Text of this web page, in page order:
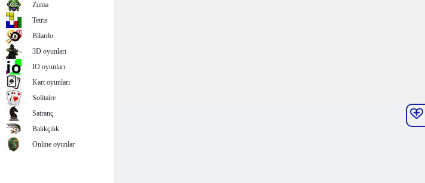
Zuma
Tetris
Bilardo
3D oyunları
IO oyunları
Kart oyunları
Solitaire
Satranç
Balıkçılık
Online oyunlar